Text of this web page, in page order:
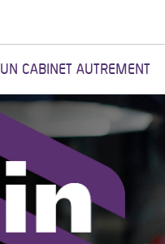
UN CABINET AUTREMENT